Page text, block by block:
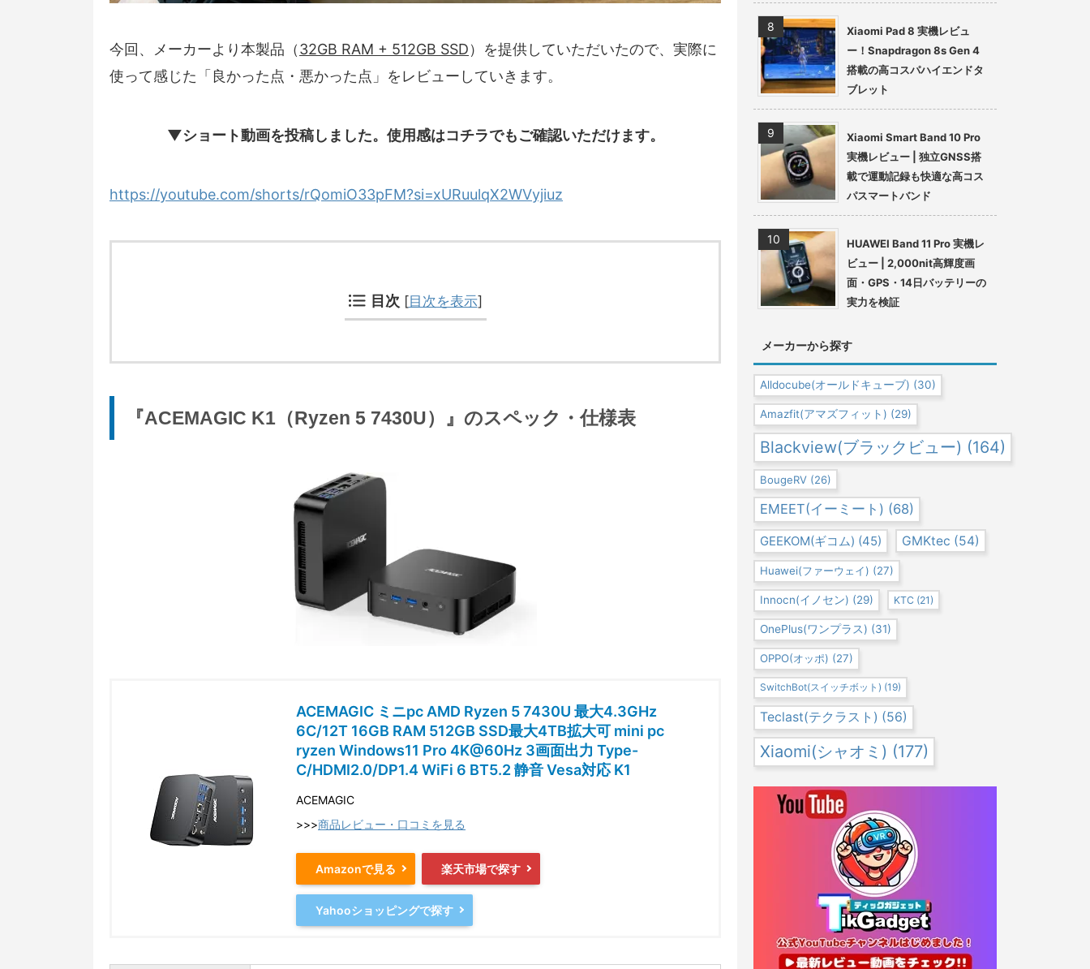
今回、メーカーより本製品（32GB RAM + 512GB SSD）を提供していただいたので、実際に
使って感じた「良かった点・悪かった点」をレビューしていきます。
▼ショート動画を投稿しました。使用感はコチラでもご確認いただけます。
https://youtube.com/shorts/rQomiO33pFM?si=xURuulqX2WVyjiuz
目次 [目次を表示]
『ACEMAGIC K1（Ryzen 5 7430U）』のスペック・仕様表
ACEMAGIC ミニpc AMD Ryzen 5 7430U 最大4.3GHz
6C/12T 16GB RAM 512GB SSD最大4TB拡大可 mini pc
ryzen Windows11 Pro 4K@60Hz 3画面出力 Type-
C/HDMI2.0/DP1.4 WiFi 6 BT5.2 静音 Vesa対応 K1
ACEMAGIC
>>>商品レビュー・口コミを見る
Amazonで見る 楽天市場で探す
Yahooショッピングで探す
Xiaomi Pad 8 実機レビュ
ー！Snapdragon 8s Gen 4
搭載の高コスパハイエンドタ
ブレット
Xiaomi Smart Band 10 Pro
実機レビュー | 独立GNSS搭
載で運動記録も快適な高コス
パスマートバンド
HUAWEI Band 11 Pro 実機レ
ビュー | 2,000nit高輝度画
面・GPS・14日バッテリーの
実力を検証
メーカーから探す
Alldocube(オールドキューブ) (30)
Amazfit(アマズフィット) (29)
Blackview(ブラックビュー) (164)
BougeRV (26)
EMEET(イーミート) (68)
GEEKOM(ギコム) (45) GMKtec (54)
Huawei(ファーウェイ) (27)
Innocn(イノセン) (29) KTC (21)
OnePlus(ワンプラス) (31)
OPPO(オッポ) (27)
SwitchBot(スイッチボット) (19)
Teclast(テクラスト) (56)
Xiaomi(シャオミ) (177)